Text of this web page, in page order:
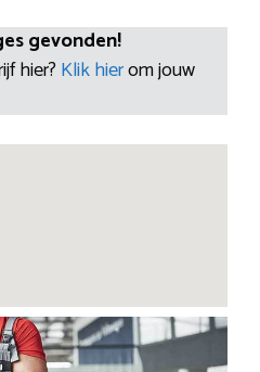
gevonden!
hier? Klik hierom jouw